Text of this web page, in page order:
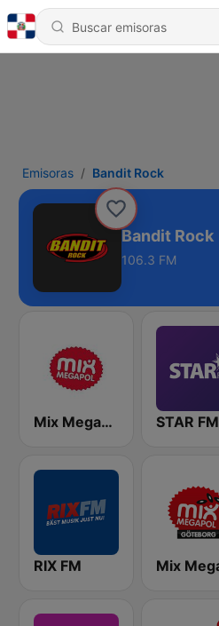
Emisoras Bandit Rock
Bandit Rock
106.3 FM
Mix Megapol STAR FM
RIX FM